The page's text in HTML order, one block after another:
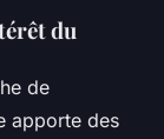
du
de
apporte des